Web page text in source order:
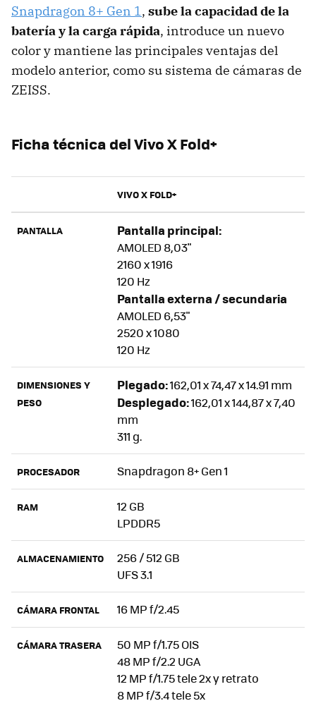
Snapdragon 8+ Gen 1, sube la capacidad de la
batería y la carga rápida, introduce un nuevo
color y mantiene las principales ventajas del
modelo anterior, como su sistema de cámaras de
ZEISS.
Ficha técnica del Vivo X Fold+
VIVO X FOLD+
PANTALLA Pantalla principal:
AMOLED 8,03"
2160 x 1916
120 Hz
Pantalla externa / secundaria
AMOLED 6,53"
2520 x 1080
120 Hz
DIMENSIONES Y
PESO
Plegado:162,01 x 74,47 x 14.91 mm
Desplegado:162,01 x 144,87 x 7,40
mm
311 g.
PROCESADOR Snapdragon 8+ Gen 1
RAM
12 GB
LPDDR5
ALMACENAMIENTO
256 / 512 GB
UFS 3.1
CÁMARA FRONTAL 16 MP f/2.45
CÁMARA TRASERA
50 MP f/1.75 OIS
48 MP f/2.2 UGA
12 MP f/1.75 tele 2x y retrato
8 MP f/3.4 tele 5x